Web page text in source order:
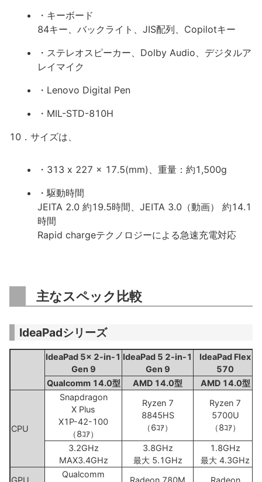
・キーボード
84キー、バックライト、JIS配列、Copilotキー
・ステレオスピーカー、Dolby Audio、デジタルア
レイマイク
・Lenovo Digital Pen
・MIL-STD-810H
10．サイズは、
・313 x 227 x 17.5(mm)、重量：約1,500g
・駆動時間
JEITA 2.0 約19.5時間、JEITA 3.0（動画） 約14.1
時間
Rapid chargeテクノロジーによる急速充電対応
主なスペック比較
IdeaPadシリーズ
IdeaPad 5x 2-in-1
Gen 9
IdeaPad 5 2-in-1
Gen 9
IdeaPad Flex
570
Qualcomm 14.0型 AMD 14.0型 AMD 14.0型
CPU
Snapdragon
X Plus
X1P-42-100
（8ｺｱ）
Ryzen 7
8845HS
（6ｺｱ）
Ryzen 7
5700U
（8ｺｱ）
3.2GHz
MAX3.4GHz
3.8GHz
最大 5.1GHz
1.8GHz
最大 4.3GHz
GPU
Qualcomm
Radeon 780M Radeon